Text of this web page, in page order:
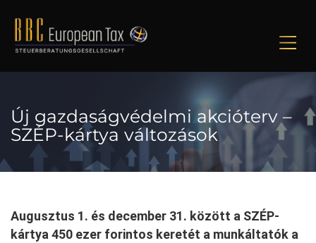
Új gazdaságvédelmi akcióterv –
SZÉP-kártya változások
Augusztus 1. és december 31. között a SZÉP-
kártya 450 ezer forintos keretét a munkáltatók a